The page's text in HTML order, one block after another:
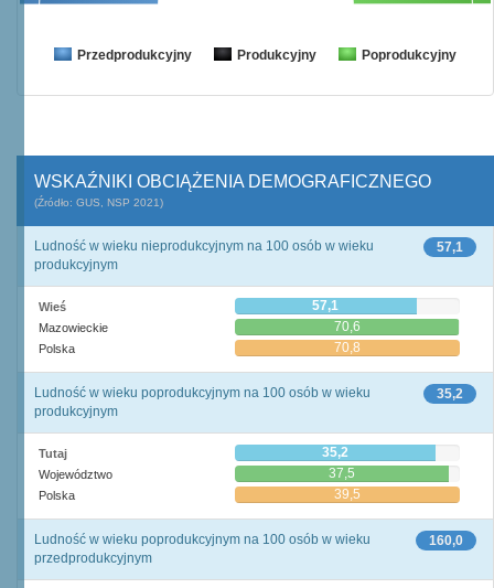
Przedprodukcyjny Produkcyjny Poprodukcyjny
WSKAŹNIKI OBCIĄŻENIA DEMOGRAFICZNEGO
(Źródło: GUS, NSP 2021)
57,1
Ludność w wieku nieprodukcyjnym na 100 osób w wieku
produkcyjnym
Wieś 57,1
Mazowieckie 70,6
Polska 70,8
35,2
Ludność w wieku poprodukcyjnym na 100 osób w wieku
produkcyjnym
Tutaj 35,2
Województwo 37,5
Polska 39,5
160,0
Ludność w wieku poprodukcyjnym na 100 osób w wieku
przedprodukcyjnym